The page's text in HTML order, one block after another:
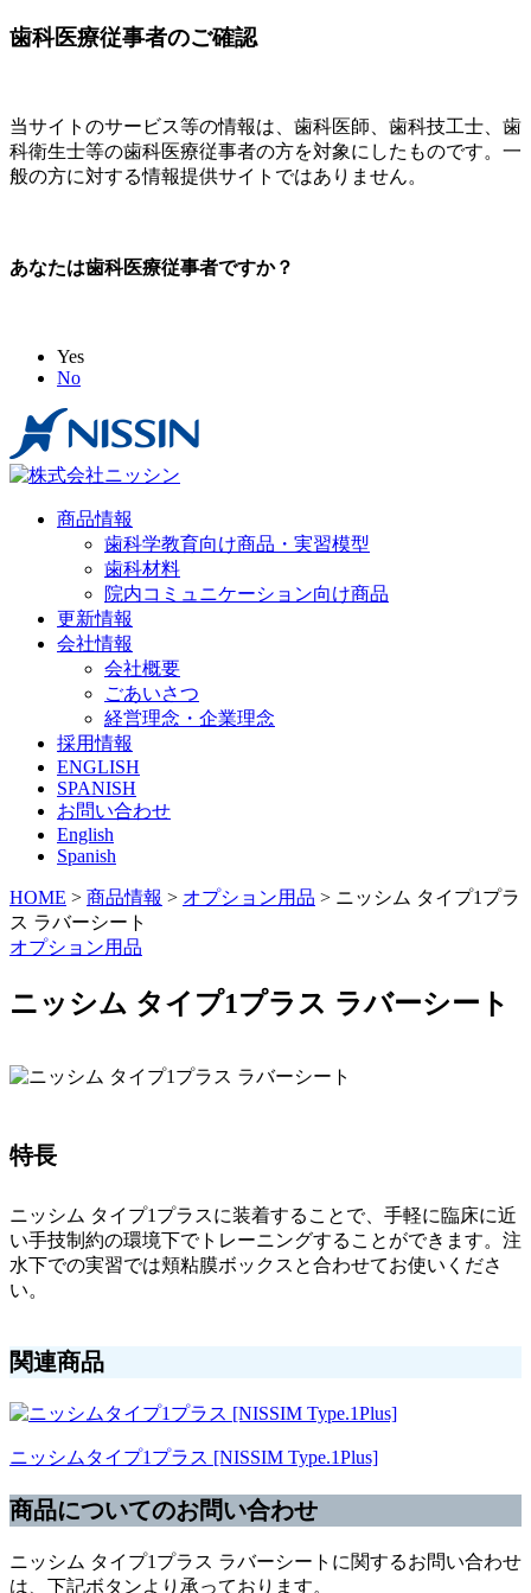
歯科医療従事者のご確認
当サイトのサービス等の情報は、歯科医師、歯科技工士、歯
科衛生士等の歯科医療従事者の方を対象にしたものです。一
般の方に対する情報提供サイトではありません。
あなたは歯科医療従事者ですか？
Yes
No
商品情報
歯科学教育向け商品・実習模型
歯科材料
院内コミュニケーション向け商品
更新情報
会社情報
会社概要
ごあいさつ
経営理念・企業理念
採用情報
ENGLISH
SPANISH
お問い合わせ
English
Spanish
HOME > 商品情報 > オプション用品 > ニッシム タイプ1プラ
ス ラバーシート
オプション用品
ニッシム タイプ1プラス ラバーシート
特長
ニッシム タイプ1プラスに装着することで、手軽に臨床に近
い手技制約の環境下でトレーニングすることができます。注
水下での実習では頬粘膜ボックスと合わせてお使いくださ
い。
関連商品
ニッシムタイプ1プラス [NISSIM Type.1Plus]
商品についてのお問い合わせ
ニッシム タイプ1プラス ラバーシートに関するお問い合わせ
は、下記ボタンより承っております。